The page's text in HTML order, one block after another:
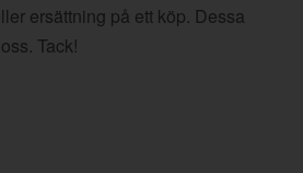
ersättning på ett köp. Dessa
Tack!